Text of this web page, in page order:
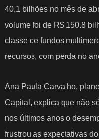
40,1 bilhões no mês de
volume foi de R$ 150,8
classe de fundos
recursos, com perda no
Ana Paula Carvalho,
Capital, explica que não
nos últimos anos o
frustrou as expectativas do